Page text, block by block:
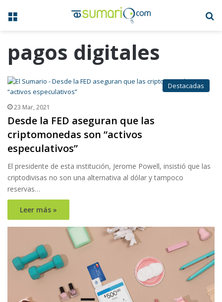
Menú
pagos digitales
Destacadas
23 Mar, 2021
Desde la FED aseguran que las
criptomonedas son “activos
especulativos”
El presidente de esta institución, Jerome Powell, insistió que las
criptodivisas no son una alternativa al dólar y tampoco
reservas…
Leer más »